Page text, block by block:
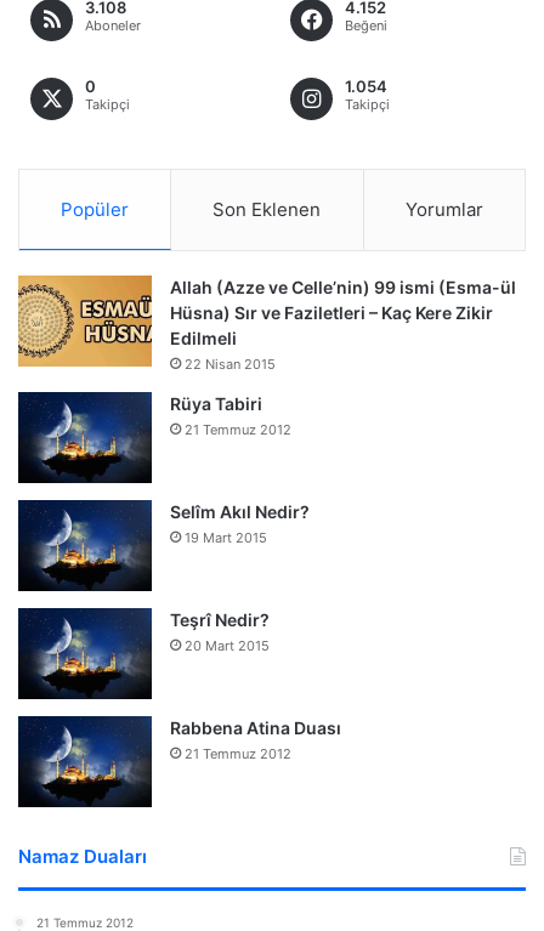
3.108
Aboneler
4.152
Beğeni
0
Takipçi
1.054
Takipçi
Popüler Son Eklenen Yorumlar
Allah (Azze ve Celle’nin) 99 ismi (Esma-ül
Hüsna) Sır ve Faziletleri – Kaç Kere Zikir
Edilmeli
22 Nisan 2015
Rüya Tabiri
21 Temmuz 2012
Selîm Akıl Nedir?
19 Mart 2015
Teşrî Nedir?
20 Mart 2015
Rabbena Atina Duası
21 Temmuz 2012
Namaz Duaları
21 Temmuz 2012